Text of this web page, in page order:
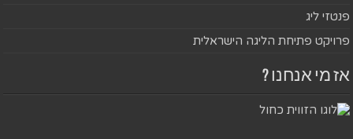
פנטזי ליג
פרויקט פתיחת הליגה הישראלית
אז מי אנחנו ?